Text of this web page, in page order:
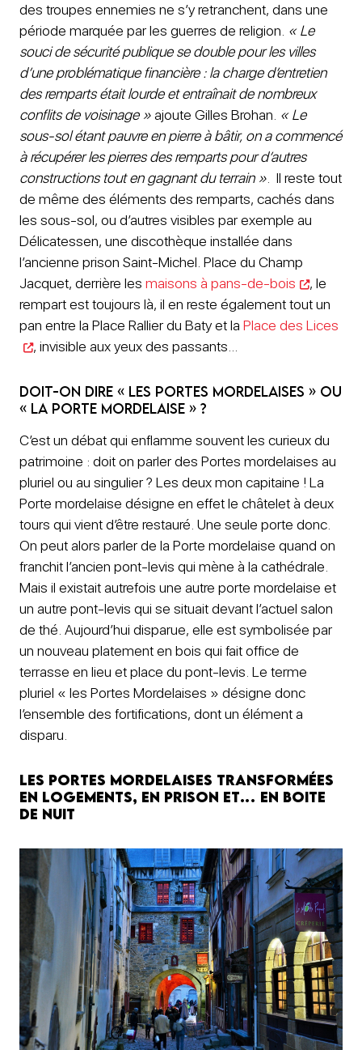
des troupes ennemies ne s’y retranchent, dans une
période marquée par les guerres de religion. « Le
souci de sécurité publique se double pour les villes
d’une problématique financière : la charge d’entretien
des remparts était lourde et entraînait de nombreux
conflits de voisinage »ajoute Gilles Brohan. « Le
sous-sol étant pauvre en pierre à bâtir, on a commencé
à récupérer les pierres des remparts pour d’autres
constructions tout en gagnant du terrain » . Il reste tout
de même des éléments des remparts, cachés dans
les sous-sol, ou d’autres visibles par exemple au
Délicatessen, une discothèque installée dans
l’ancienne prison Saint-Michel. Place du Champ
Jacquet, derrière les maisons à pans-de-bois
, le
rempart est toujours là, il en reste également tout un
pan entre la Place Rallier du Baty et la Place des Lices
, invisible aux yeux des passants…
Doit-on dire « les Portes mordelaises » ou
« la Porte mordelaise » ?
C’est un débat qui enflamme souvent les curieux du
patrimoine : doit on parler des Portes mordelaises au
pluriel ou au singulier ? Les deux mon capitaine ! La
Porte mordelaise désigne en effet le châtelet à deux
tours qui vient d’être restauré. Une seule porte donc.
On peut alors parler de la Porte mordelaise quand on
franchit l’ancien pont-levis qui mène à la cathédrale.
Mais il existait autrefois une autre porte mordelaise et
un autre pont-levis qui se situait devant l’actuel salon
de thé. Aujourd’hui disparue, elle est symbolisée par
un nouveau platement en bois qui fait office de
terrasse en lieu et place du pont-levis. Le terme
pluriel « les Portes Mordelaises » désigne donc
l’ensemble des fortifications, dont un élément a
disparu.
Les Portes mordelaises transformées
en logements, en prison et… en boite
de nuit